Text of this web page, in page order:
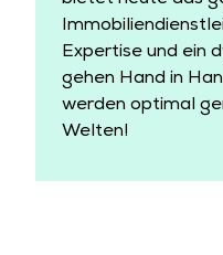
Expertise und ein
gehen Hand in
werden optimal
Welten!